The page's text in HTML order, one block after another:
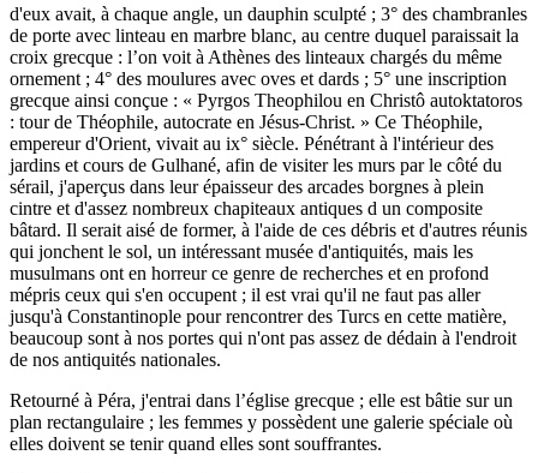
d'eux avait, à chaque angle, un dauphin sculpté ; 3° des chambranles
de porte avec linteau en marbre blanc, au centre duquel paraissait la
croix grecque : l’on voit à Athènes des linteaux chargés du même
ornement ; 4° des moulures avec oves et dards ; 5° une inscription
grecque ainsi conçue : « Pyrgos Theophilou en Christô autoktatoros
: tour de Théophile, autocrate en Jésus-Christ. » Ce Théophile,
empereur d'Orient, vivait au ix° siècle. Pénétrant à l'intérieur des
jardins et cours de Gulhané, afin de visiter les murs par le côté du
sérail, j'aperçus dans leur épaisseur des arcades borgnes à plein
cintre et d'assez nombreux chapiteaux antiques d un composite
bâtard. Il serait aisé de former, à l'aide de ces débris et d'autres réunis
qui jonchent le sol, un intéressant musée d'antiquités, mais les
musulmans ont en horreur ce genre de recherches et en profond
mépris ceux qui s'en occupent ; il est vrai qu'il ne faut pas aller
jusqu'à Constantinople pour rencontrer des Turcs en cette matière,
beaucoup sont à nos portes qui n'ont pas assez de dédain à l'endroit
de nos antiquités nationales.
Retourné à Péra, j'entrai dans l’église grecque ; elle est bâtie sur un
plan rectangulaire ; les femmes y possèdent une galerie spéciale où
elles doivent se tenir quand elles sont souffrantes.